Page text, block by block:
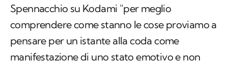
Spennacchio su Kodami "per meglio
comprendere come stanno le cose proviamo a
pensare per un istante alla coda come
manifestazione di uno stato emotivo e non